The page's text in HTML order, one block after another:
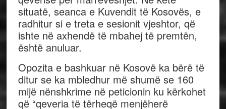
situatë, seanca e Kuvendit të Kosovës, e
radhitur si e treta e sesionit vjeshtor, që
ishte në axhendë të mbahej të premtën,
është anuluar.
Opozita e bashkuar në Kosovë ka bërë të
ditur se ka mbledhur më shumë se 160
mijë nënshkrime në peticionin ku kërkohet
që “qeveria të tërheqë menjëherë